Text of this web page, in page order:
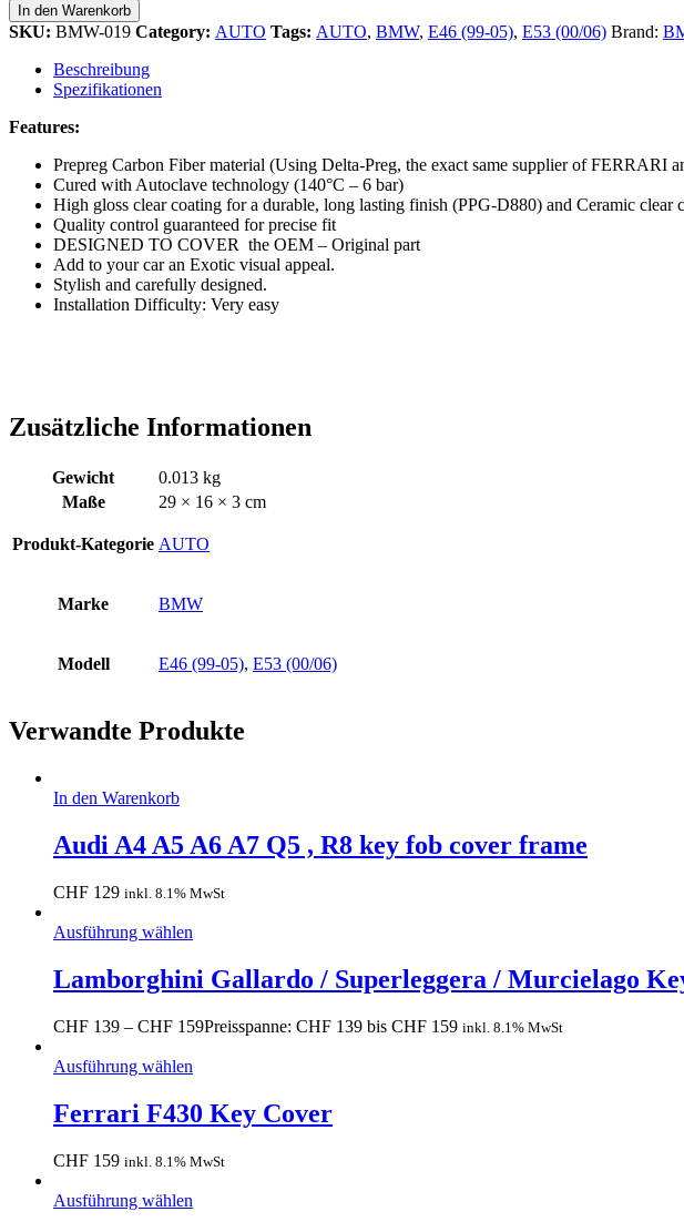
In den Warenkorb
SKU: BMW-019 Category: AUTO Tags: AUTO, BMW, E46 (99-05), E53 (00/06) Brand:
Beschreibung
Spezifikationen
Features:
Prepreg Carbon Fiber material (Using Delta-Preg, the exact same supplier of
Cured with Autoclave technology (140°C – 6 bar)
High gloss clear coating for a durable, long lasting finish (PPG-D880) and Ceramic clear
Quality control guaranteed for precise fit
DESIGNED TO COVER the OEM – Original part
Add to your car an Exotic visual appeal.
Stylish and carefully designed.
Installation Difficulty: Very easy
Zusätzliche Informationen
Gewicht
0.013 kg
Maße
29 × 16 × 3 cm
Produkt-Kategorie AUTO
Marke BMW
Modell E46 (99-05), E53 (00/06)
Verwandte Produkte
In den Warenkorb
Audi A4 A5 A6 A7 Q5 , R8 key fob cover frame
CHF 129 inkl. 8.1% MwSt
Ausführung wählen
Lamborghini Gallardo / Superleggera / Murcielago
CHF 139 – CHF 159Preisspanne: CHF 139 bis CHF 159 inkl. 8.1% MwSt
Ausführung wählen
Ferrari F430 Key Cover
CHF 159 inkl. 8.1% MwSt
Ausführung wählen